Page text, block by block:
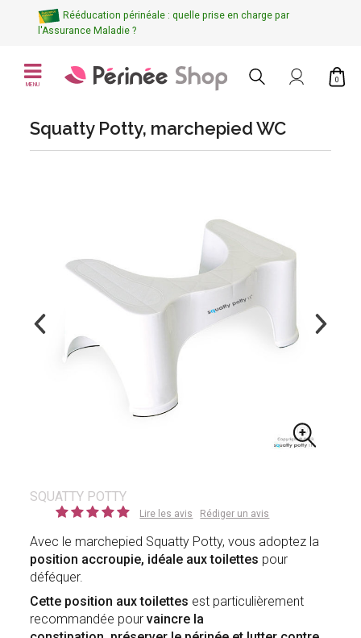
Rééducation périnéale : quelle prise en charge par
l'Assurance Maladie ?
MENU
0
Squatty Potty, marchepied WC
SQUATTY POTTY
Lire les avis Rédiger un avis
Avec le marchepied Squatty Potty, vous adoptez la
position accroupie, idéale aux toilettes pour
déféquer.
Cette position aux toilettes est particulièrement
recommandée pourvaincre la